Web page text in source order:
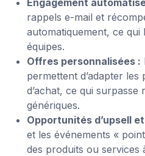
rappels e-mail et
automatiquement, ce
équipes.
Offres personnalisées :
permettent d’adapter
d’achat, ce qui surpasse
génériques.
Opportunités d’upsell
et les événements «
des produits ou services